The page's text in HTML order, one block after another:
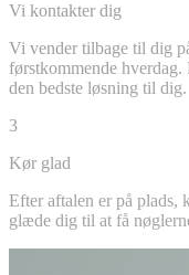
Vi kontakter dig
Vi vender tilbage til dig
førstkommende
den bedste løsning til dig.
3
Kør glad
Efter aftalen er på plads,
glæde dig til at få